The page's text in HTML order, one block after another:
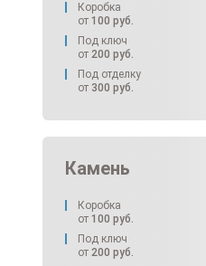
Коробка
от 100 руб.
Под ключ
от 200 руб.
Под отделку
от 300 руб.
Камень
Коробка
от 100 руб.
Под ключ
от 200 руб.